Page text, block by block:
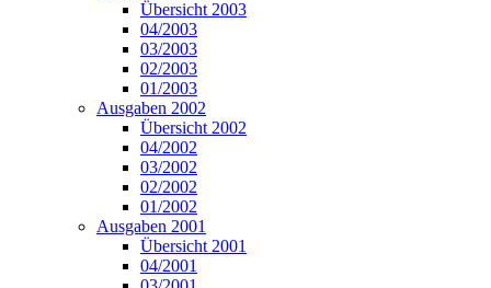
Übersicht 2003
04/2003
03/2003
02/2003
01/2003
Ausgaben 2002
Übersicht 2002
04/2002
03/2002
02/2002
01/2002
Ausgaben 2001
Übersicht 2001
04/2001